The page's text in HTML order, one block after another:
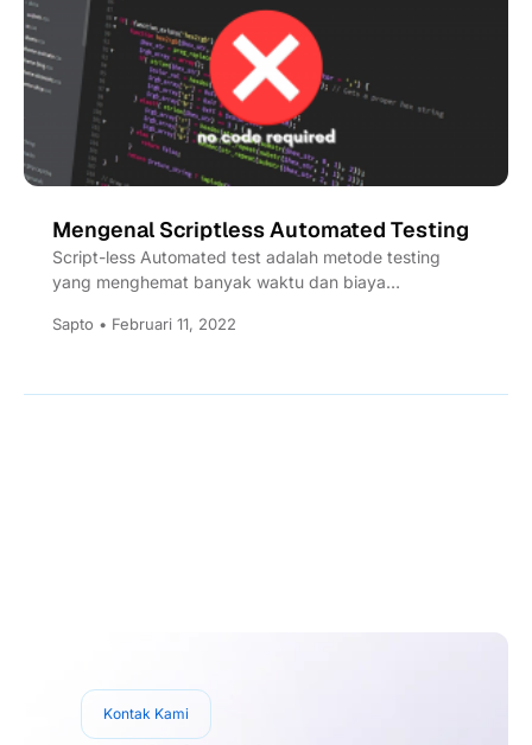
Mengenal Scriptless Automated Testing
Script-less Automated test adalah metode testing
yang menghemat banyak waktu dan biaya
Sapto • Februari 11, 2022
Kontak Kami